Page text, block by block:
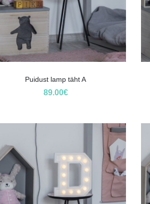
Puidust lamp täht A
89.00€